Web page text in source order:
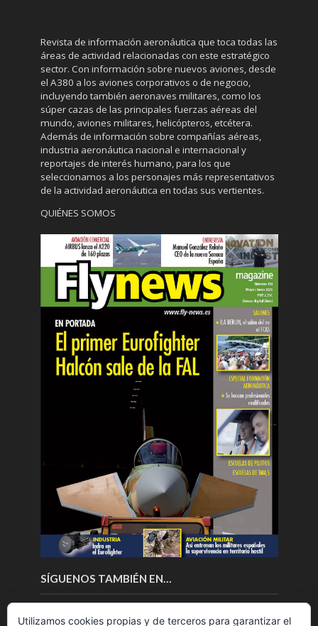
Revista de información aeronáutica que toca todas las
áreas de actividad relacionadas con este estratégico
sector. Con información sobre nuevos aviones, desde
el A380 a los aviones corporativos o de negocio,
incluyendo también aeronaves militares, como los
súper cazas de las principales fuerzas aéreas del
mundo, aviones militares, helicópteros, etcétera.
Además de información sobre compañías aéreas,
industria aeronáutica nacional e internacional y
reportajes de interés humano, para los que
seleccionamos a los personajes más representativos
de la actividad aeronáutica en todas sus vertientes.
QUIÉNES SOMOS
SÍGUENOS TAMBIÉN EN…
Utilizamos cookies propias y de terceros para garantizar el